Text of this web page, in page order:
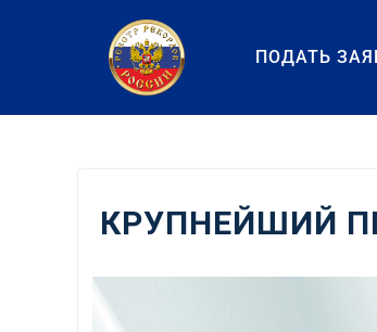
содержанию
ПОДАТЬ
КРУПНЕЙШИЙ